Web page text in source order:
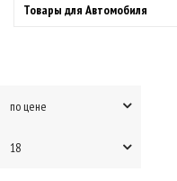
Товары для Автомобиля
по цене
18